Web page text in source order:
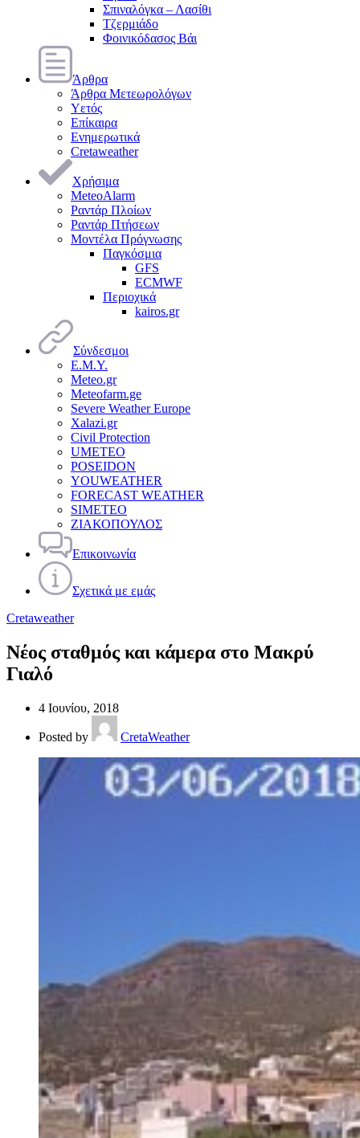
Σπιναλόγκα – Λασίθι
Τζερμιάδο
Φοινικόδασος Βάι
Άρθρα
Άρθρα Μετεωρολόγων
Υετός
Επίκαιρα
Ενημερωτικά
Cretaweather
Χρήσιμα
MeteoAlarm
Ραντάρ Πλοίων
Ραντάρ Πτήσεων
Μοντέλα Πρόγνωσης
Παγκόσμια
GFS
ECMWF
Περιοχικά
kairos.gr
Σύνδεσμοι
Ε.Μ.Υ.
Meteo.gr
Meteofarm.ge
Severe Weather Europe
Xalazi.gr
Civil Protection
UMETEO
POSEIDON
YOUWEATHER
FORECAST WEATHER
SIMETEO
ΖΙΑΚΟΠΟΥΛΟΣ
Επικοινωνία
Σχετικά με εμάς
Cretaweather
Νέος σταθμός και κάμερα στο Μακρύ
Γιαλό
4 Ιουνίου, 2018
Posted by CretaWeather